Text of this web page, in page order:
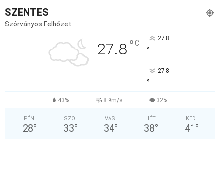
SZENTES
Szórványos Felhőzet
27.8°C 27.8
°
27.8
°
43% 8.9m/s 32%
PÉN
28°
SZO
33°
VAS
34°
HÉT
38°
KED
41 °